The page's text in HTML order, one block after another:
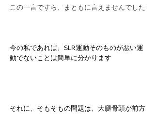
この一言ですら、まともに言えませんでした
今の私であれば、SLR運動そのものが悪い運
動でないことは簡単に分かります
それに、そもそもの問題は、大腿骨頭が前方